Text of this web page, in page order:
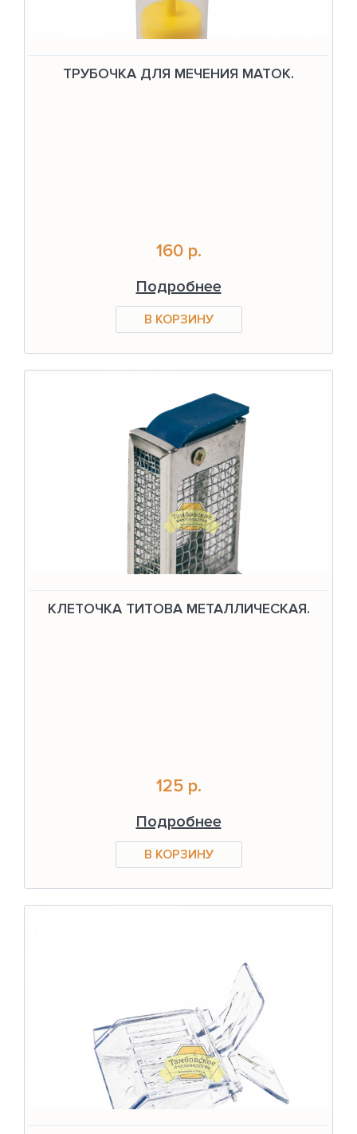
ТРУБОЧКА ДЛЯ МЕЧЕНИЯ МАТОК.
160 р.
Подробнее
КЛЕТОЧКА ТИТОВА МЕТАЛЛИЧЕСКАЯ.
125 р.
Подробнее